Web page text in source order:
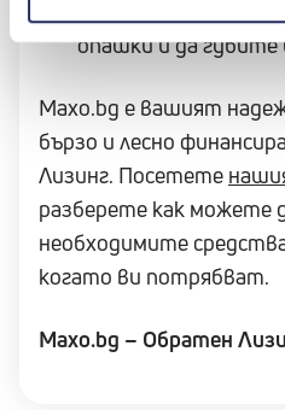
опашки и да губите
Maxo.bg е вашият
бързо и лесно
Лизинг. Посетете
разберете как можете
необходимите
когато ви потрябват.
Maxo.bg – Обратен